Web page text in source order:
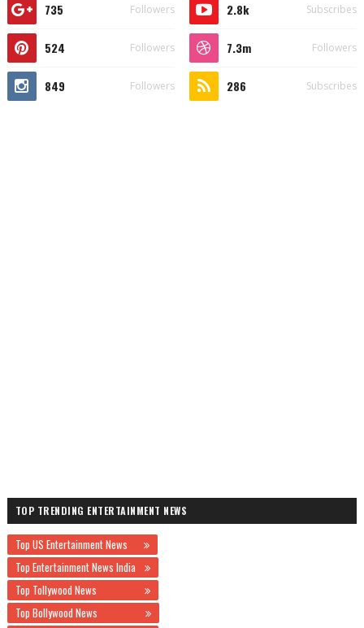
735 Followers 2.8k Subscribes
524 Followers 7.3m Followers
849 Followers 286 Subscribes
TOP TRENDING ENTERTAINMENT NEWS
Top US Entertainment News
Top Entertainment News India
Top Tollywood News
Top Bollywood News